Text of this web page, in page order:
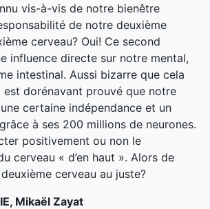
vis-à-vis de notre bienêtre
de notre deuxième
cerveau? Oui! Ce second
influence directe sur notre mental,
intestinal. Aussi bizarre que cela
est dorénavant prouvé que notre
certaine indépendance et un
à ses 200 millions de neurones.
positivement ou non le
cerveau « d’en haut ». Alors de
cerveau au juste?
Mikaël Zayat